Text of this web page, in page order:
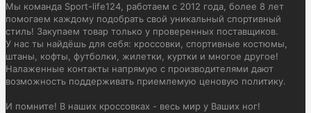
Мы команда Sport-life124, работаем с 2012 года, более 8 лет
помогаем каждому подобрать свой уникальный спортивный
стиль! Закупаем товар только у проверенных поставщиков.
У нас ты найдёшь для себя: кроссовки, спортивные костюмы,
штаны, кофты, футболки, жилетки, куртки и многое другое!
Налаженные контакты напрямую с производителями дают
возможность поддерживать приемлемую ценовую политику.
И помните! В наших кроссовках - весь мир у Ваших ног!